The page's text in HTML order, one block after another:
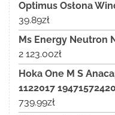
Optimus Osłona
39.89zł
Ms Energy Neutron
2 123.00zł
Hoka One M S
1122017
739.99zł